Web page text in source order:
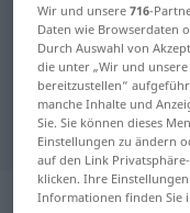
Deutsch-
"Muss"
"Muss"
„Muss“:
Wir und unsere 716-
Daten wie Browserdaten
Durch Auswahl von
die unter „Wir und
bereitzustellen“
manche Inhalte und
Sie. Sie können dieses
Einstellungen zu ändern
auf den Link
klicken. Ihre
Informationen finden Sie